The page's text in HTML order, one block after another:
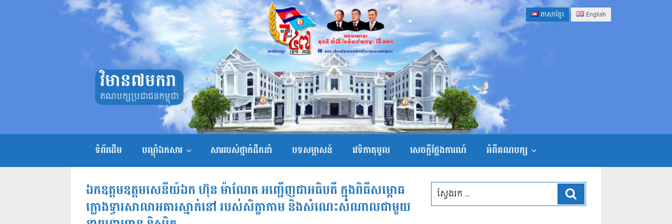
ភាសាខ្មែរ English
វិមាន៧មករា
គណបក្សប្រជាជនកម្ពុជា
ទំព័រដើម បណ្តុំឯកសារ សាររបស់ថ្នាក់ដឹកនាំ បទសម្ភាសន៍ វេទិកាតុមូល សេចក្ដីថ្លែងការណ៍ អំពីគណបក្ស
ឯកឧត្តមឧត្តមសេនីយ៍ឯក ហ៊ុន ម៉ាណែត អញ្ជើញជាអធិបតី ក្នុងពិធីសម្ពោធ
ក្លោងទ្វារសាលាអគារស្នាក់នៅ របស់សិក្ខាកាម និងសំណេះសំណាលជាមួយ